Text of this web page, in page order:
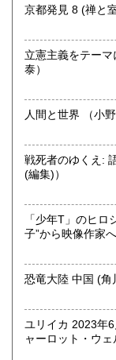
沖縄県
沿線名：伯備線
営業時間：9時か
定休日：年中無休
不死鳥BOOKSで
ゲーム、おもち
にお問い合わせ
哲学宗教、歴史
国書、サブカル
オールジャンル
立憲主義をテーマに
泰）
人間と世
戦死者のゆくえ: 語りと表象から
(編集)）
「少年T」のヒ
ユリイカ 2023年6
ャーロット・ウ